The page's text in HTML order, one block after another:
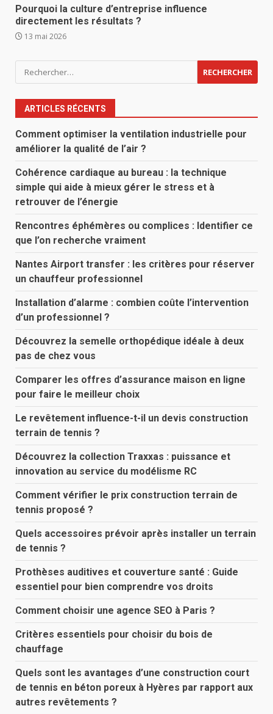
Pourquoi la culture d’entreprise influence
directement les résultats ?
13 mai 2026
Rechercher :
ARTICLES RÉCENTS
Comment optimiser la ventilation industrielle pour
améliorer la qualité de l’air ?
Cohérence cardiaque au bureau : la technique
simple qui aide à mieux gérer le stress et à
retrouver de l’énergie
Rencontres éphémères ou complices : Identifier ce
que l’on recherche vraiment
Nantes Airport transfer : les critères pour réserver
un chauffeur professionnel
Installation d’alarme : combien coûte l’intervention
d’un professionnel ?
Découvrez la semelle orthopédique idéale à deux
pas de chez vous
Comparer les offres d’assurance maison en ligne
pour faire le meilleur choix
Le revêtement influence-t-il un devis construction
terrain de tennis ?
Découvrez la collection Traxxas : puissance et
innovation au service du modélisme RC
Comment vérifier le prix construction terrain de
tennis proposé ?
Quels accessoires prévoir après installer un terrain
de tennis ?
Prothèses auditives et couverture santé : Guide
essentiel pour bien comprendre vos droits
Comment choisir une agence SEO à Paris ?
Critères essentiels pour choisir du bois de
chauffage
Quels sont les avantages d’une construction court
de tennis en béton poreux à Hyères par rapport aux
autres revêtements ?